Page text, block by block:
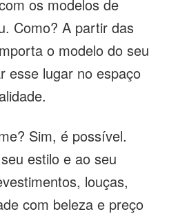
os modelos de
Como? A partir das
o modelo do seu
esse lugar no espaço
Sim, é possível.
estilo e ao seu
louças,
com beleza e preço